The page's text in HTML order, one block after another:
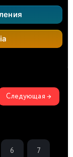
Следующая →
6 7